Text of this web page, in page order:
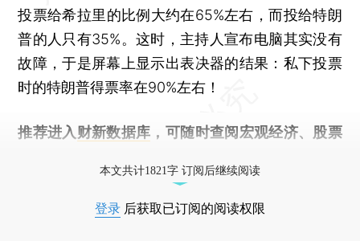
投票给希拉里的比例大约在65%左右，而投给特朗
普的人只有35%。这时，主持人宣布电脑其实没有
故障，于是屏幕上显示出表决器的结果：私下投票
时的特朗普得票率在90%左右！
推荐进入 财新数据库 ，可随时查阅宏观经济、股票
本文共计1821字 订阅后继续阅读
登录 后获取已订阅的阅读权限